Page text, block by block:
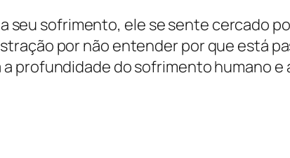
seu sofrimento, ele se sente cercado
por não entender por que está
profundidade do sofrimento humano